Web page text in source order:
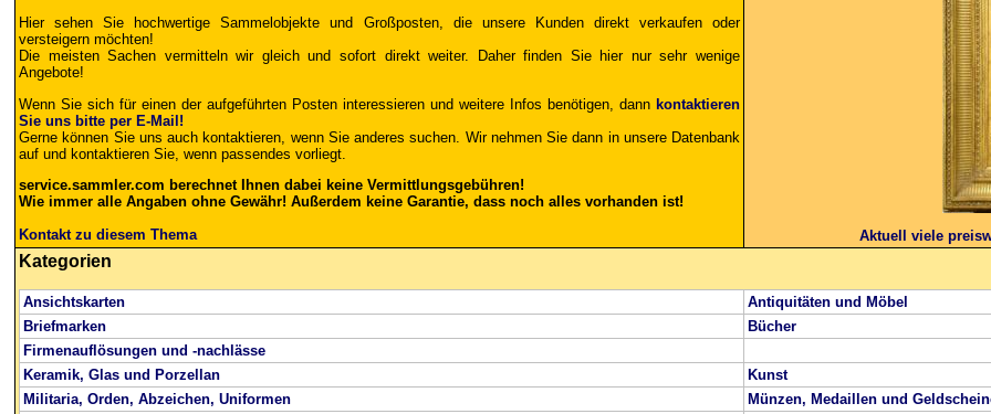
Hier sehen Sie hochwertige Sammelobjekte und Großposten, die unsere Kunden direkt verkaufen oder
versteigern möchten!
Die meisten Sachen vermitteln wir gleich und sofort direkt weiter. Daher finden Sie hier nur sehr wenige
Angebote!
Wenn Sie sich für einen der aufgeführten Posten interessieren und weitere Infos benötigen, dann kontaktieren
Sie uns bitte per E-Mail!
Gerne können Sie uns auch kontaktieren, wenn Sie anderes suchen. Wir nehmen Sie dann in unsere Datenbank
auf und kontaktieren Sie, wenn passendes vorliegt.
service.sammler.com berechnet Ihnen dabei keine Vermittlungsgebühren!
Wie immer alle Angaben ohne Gewähr! Außerdem keine Garantie, dass noch alles vorhanden ist!
Kontakt zu diesem Thema
Aktuell viele
Kategorien
Ansichtskarten
Antiquitäten und Möbel
Briefmarken
Bücher
Firmenauflösungen und -nachlässe
Keramik, Glas und Porzellan
Kunst
Militaria, Orden, Abzeichen, Uniformen
Münzen, Medaillen und